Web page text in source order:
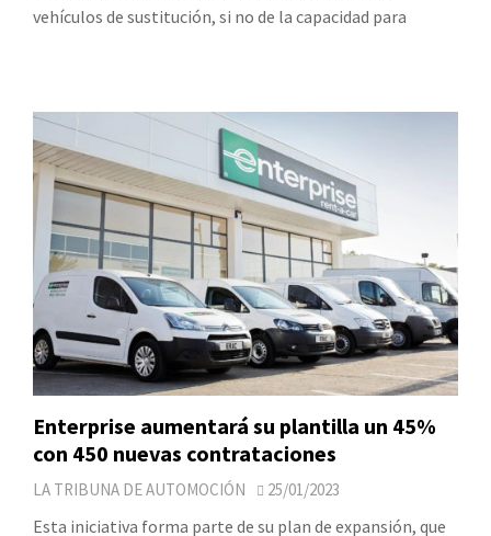
vehículos de sustitución, si no de la capacidad para
Enterprise aumentará su plantilla un 45%
con 450 nuevas contrataciones
LA TRIBUNA DE AUTOMOCIÓN 25/01/2023
Esta iniciativa forma parte de su plan de expansión, que